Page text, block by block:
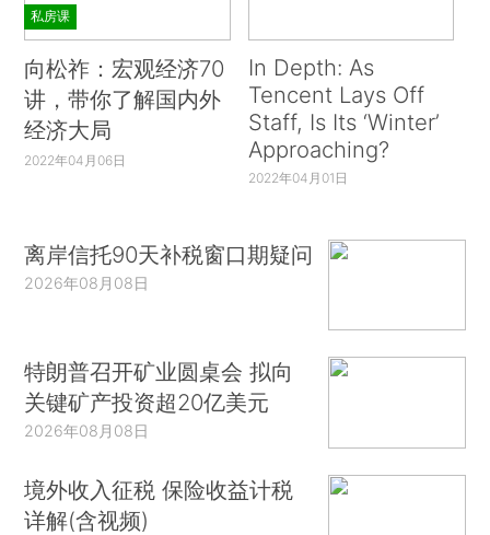
私房课
向松祚：宏观经济70
讲，带你了解国内外
经济大局
2022年04月06日
In Depth: As
Tencent Lays Off
Staff, Is Its ‘Winter’
Approaching?
2022年04月01日
离岸信托90天补税窗口期疑问
2026年08月08日
特朗普召开矿业圆桌会 拟向
关键矿产投资超20亿美元
2026年08月08日
境外收入征税 保险收益计税
详解(含视频)